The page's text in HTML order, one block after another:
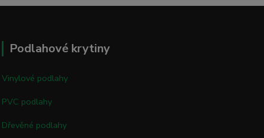
Podlahové krytiny
Vinylové podlahy
PVC podlahy
Dřevěné podlahy